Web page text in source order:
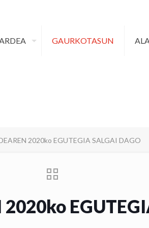
GAURKOTASUN
2020ko EGUTEGIA SALGAI DAGO